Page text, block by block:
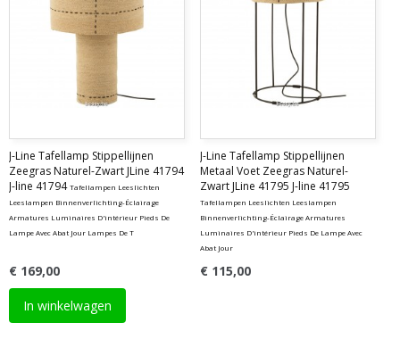
J-Line Tafellamp Stippellijnen
Zeegras Naturel-Zwart JLine 41794
J-line 41794Tafellampen Leeslichten
Leeslampen Binnenverlichting-Éclairage
Armatures Luminaires D'intérieur Pieds De
Lampe Avec Abat Jour Lampes De T
€ 169,00
In winkelwagen
J-Line Tafellamp Stippellijnen
Metaal Voet Zeegras Naturel-
Zwart JLine 41795 J-line 41795
Tafellampen Leeslichten Leeslampen
Binnenverlichting-Éclairage Armatures
Luminaires D'intérieur Pieds De Lampe Avec
Abat Jour
€ 115,00